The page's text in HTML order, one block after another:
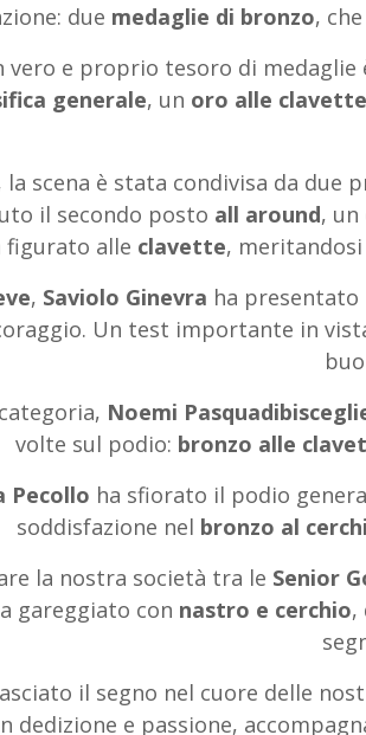
due medaglie di bronzo,
vero e proprio tesoro di medaglie
generale, un oro alle clavette
la scena è stata condivisa da due
il secondo posto all around, un
figurato alle clavette, meritandosi
, Saviolo Ginevra ha
Un test importante in
Noemi
volte sul podio: bronzo alle
Pecollo ha sfiorato il podio
soddisfazione nel bronzo al
la nostra società tra le Senior
gareggiato con nastro e cerchio,
il segno nel cuore delle
dedizione e passione,